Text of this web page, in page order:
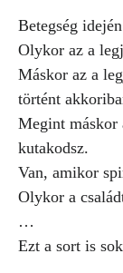
Betegség
Olykor az a
Máskor az a
történt
Megint máskor
kutakodsz.
Van, amikor
Olykor a
…
Ezt a sort is